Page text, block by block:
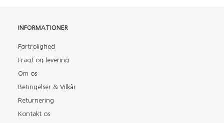
INFORMATIONER
Fortrolighed
Fragt og levering
Om os
Betingelser & Vilkår
Returnering
Kontakt os